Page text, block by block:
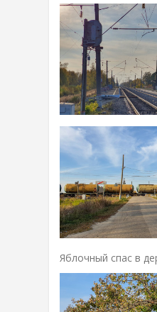
Яблочный спас в